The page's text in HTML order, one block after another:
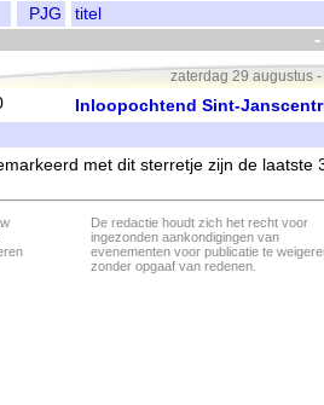
PJG titel
zaterdag 29 augustus
Inloopochtend Sint-
met dit sterretje zijn de laatste
De redactie houdt zich het recht voor
ingezonden aankondigingen van
evenementen voor publicatie te
zonder opgaaf van redenen.